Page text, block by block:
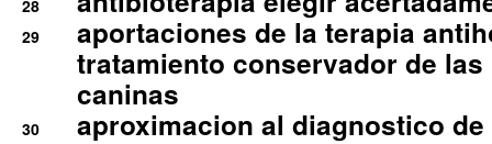
28
29
aportaciones de la terapia
tratamiento conservador de
caninas
30 aproximacion al diagnostico